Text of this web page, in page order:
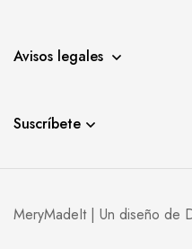
Avisos legales
Suscríbete
MeryMadeIt | Un diseño de